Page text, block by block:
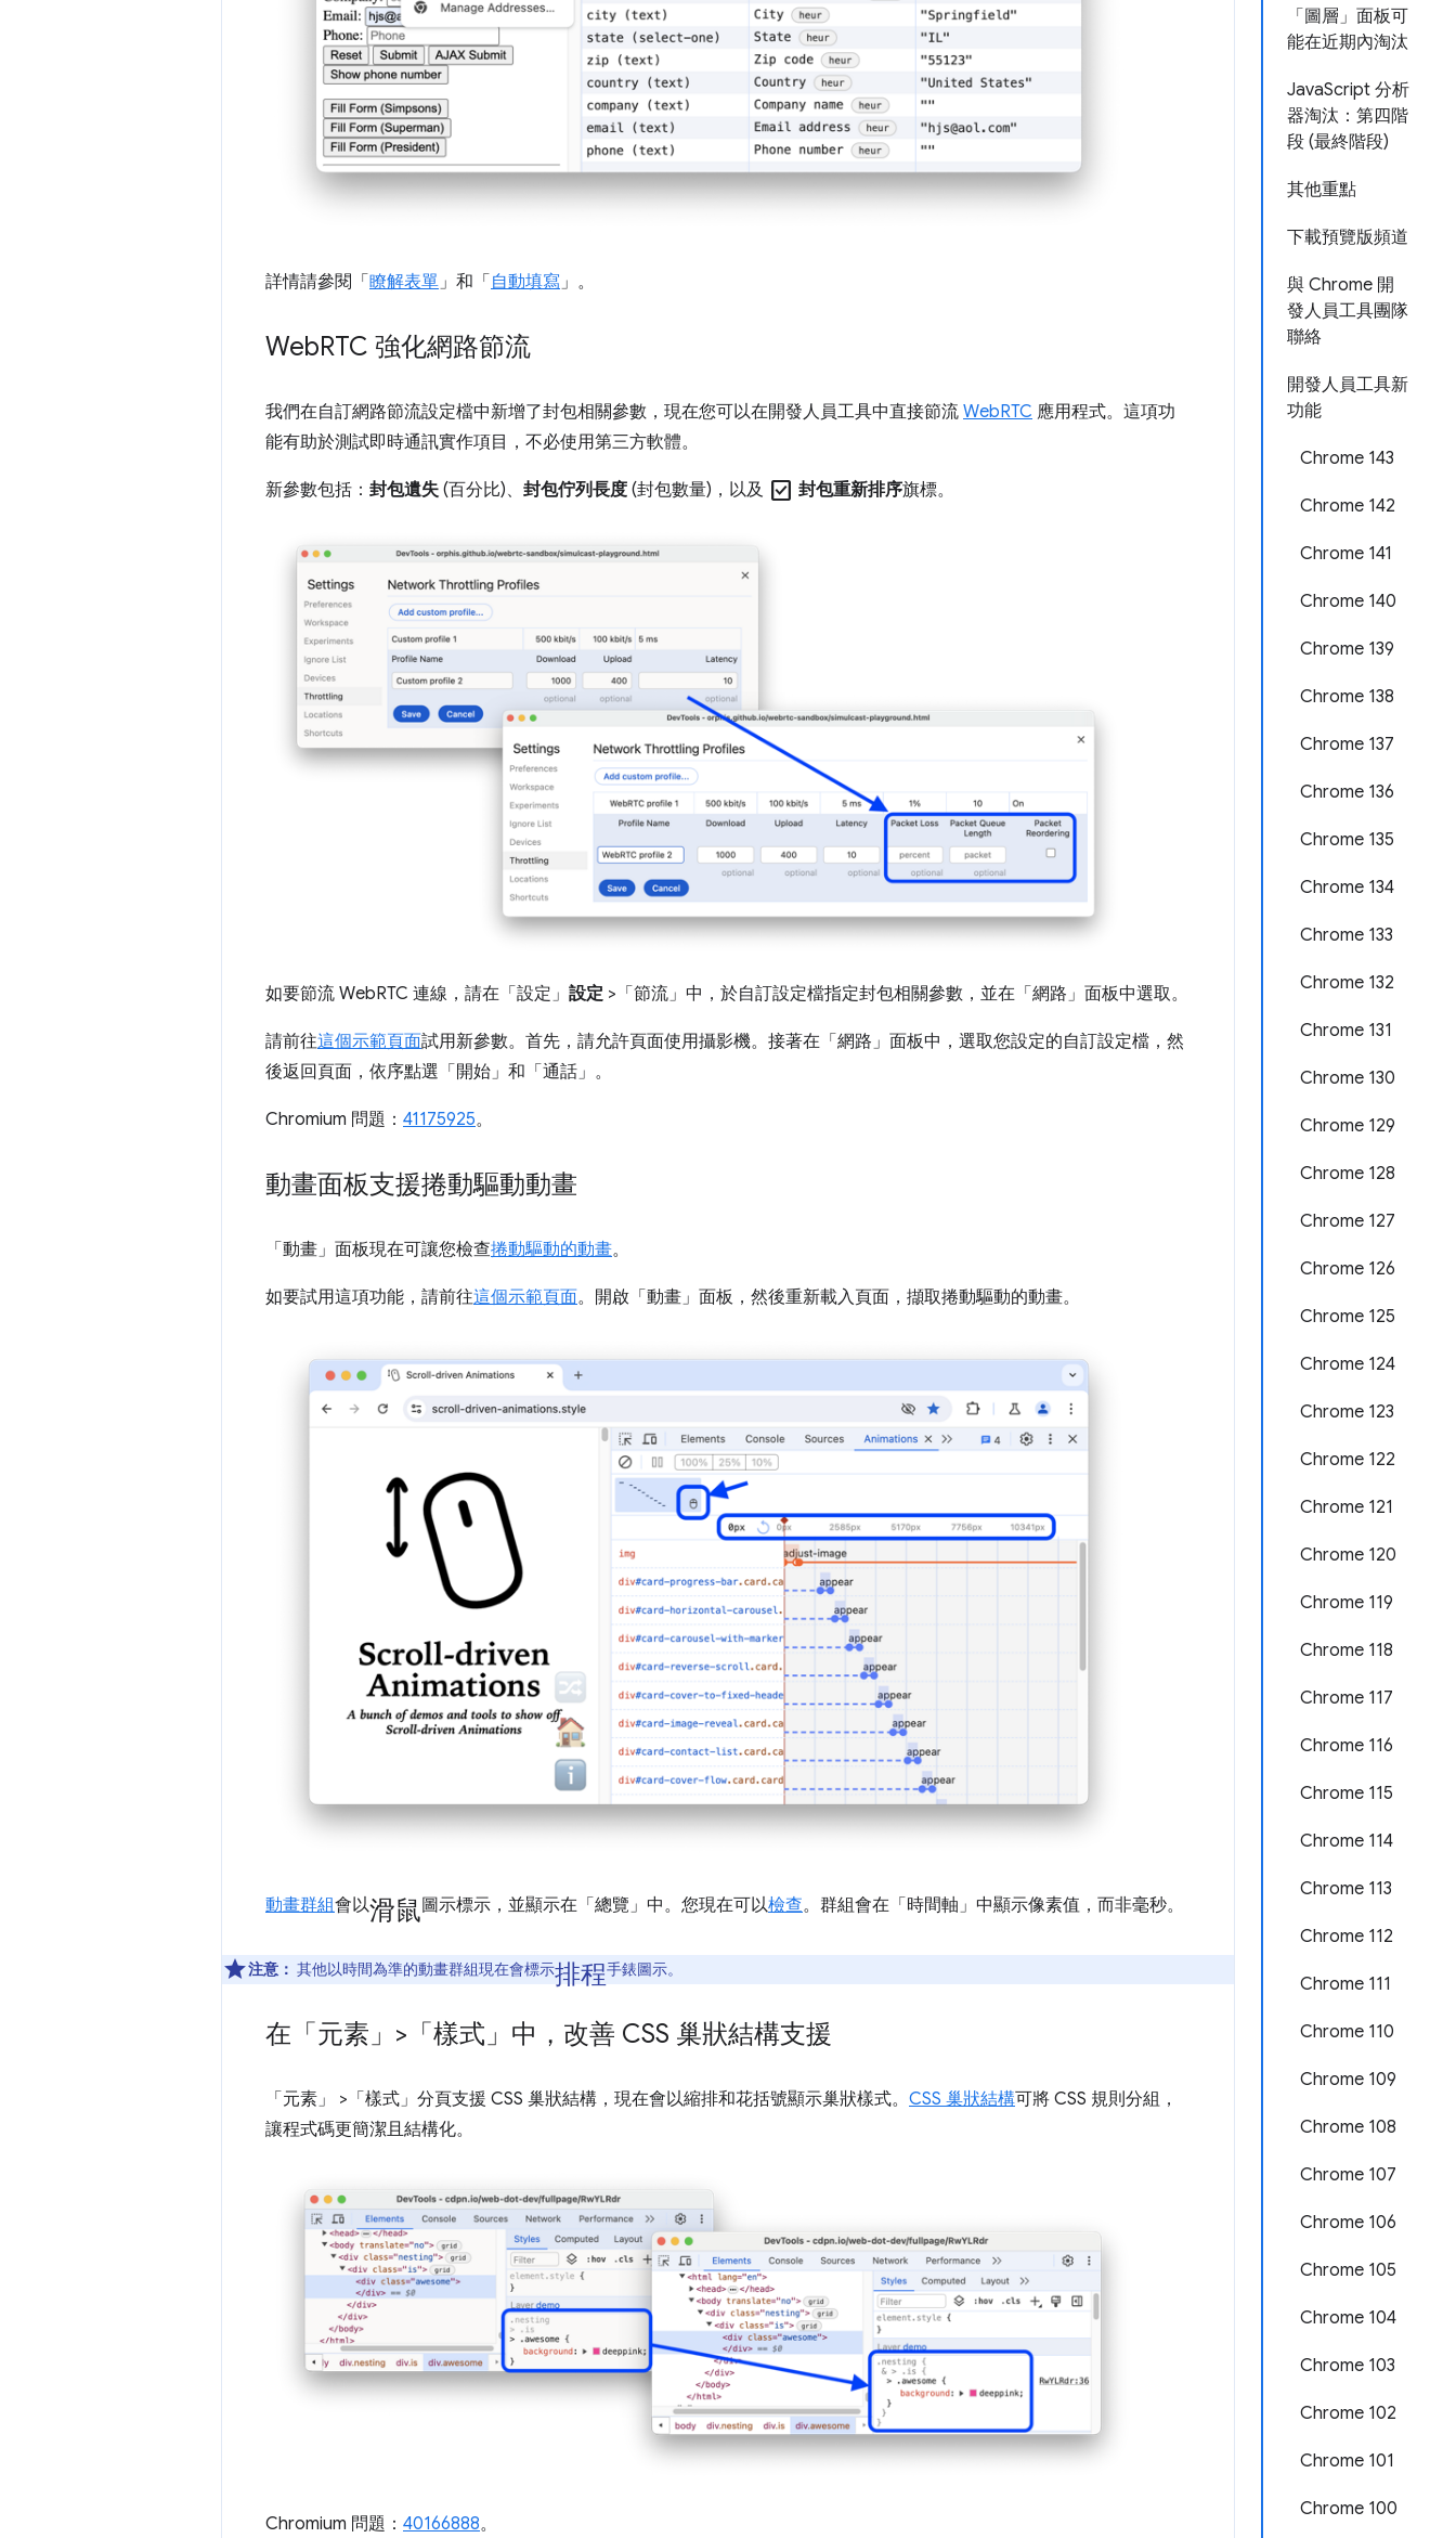
「圖層」面板可
能在近期內淘汰
JavaScript 分析
器淘汰：第四階
段 (最終階段)
其他重點
下載預覽版頻道
與 Chrome 開
發人員工具團隊
聯絡
開發人員工具新
功能
Chrome 143
Chrome 142
Chrome 141
Chrome 140
Chrome 139
Chrome 138
Chrome 137
Chrome 136
Chrome 135
Chrome 134
Chrome 133
Chrome 132
Chrome 131
Chrome 130
Chrome 129
Chrome 128
Chrome 127
Chrome 126
Chrome 125
Chrome 124
Chrome 123
Chrome 122
Chrome 121
Chrome 120
Chrome 119
Chrome 118
Chrome 117
Chrome 116
Chrome 115
Chrome 114
Chrome 113
Chrome 112
Chrome 111
Chrome 110
Chrome 109
Chrome 108
Chrome 107
Chrome 106
Chrome 105
Chrome 104
Chrome 103
Chrome 102
Chrome 101
Chrome 100
詳情請參閱「 瞭解表單」和「 自動填寫」。
WebRTC 強化網路節流
我們在自訂網路節流設定檔中新增了封包相關參數，現在您可以在開發人員工具中直接節流 WebRTC 應用程式。這項功
能有助於測試即時通訊實作項目，不必使用第三方軟體。
新參數包括： 封包遺失 (百分比)、 封包佇列長度 (封包數量)，以及 check_box 封包重新排序旗標。
如要節流 WebRTC 連線，請在「設定」 設定 >「節流」 中，於自訂設定檔指定封包相關參數，並在「網路」 面板中選取。
請前往這個示範頁面試用新參數。首先，請允許頁面使用攝影機。接著在「網路」 面板中，選取您設定的自訂設定檔，然
後返回頁面，依序點選「開始」 和「通話」 。
Chromium 問題： 41175925。
動畫面板支援捲動驅動動畫
「動畫」 面板現在可讓您檢查捲動驅動的動畫。
如要試用這項功能，請前往這個示範頁面。開啟「動畫」 面板，然後重新載入頁面，擷取捲動驅動的動畫。
動畫群組會以滑鼠 圖示標示，並顯示在「總覽」 中。您現在可以檢查。群組會在「時間軸」 中顯示像素值，而非毫秒。
注意： 其他以時間為準的動畫群組現在會標示排程手錶圖示。
在「元素」>「樣式」中，改善 CSS 巢狀結構支援
「元素」 >「樣式」 分頁支援 CSS 巢狀結構，現在會以縮排和花括號顯示巢狀樣式。 CSS 巢狀結構可將 CSS 規則分組，
讓程式碼更簡潔且結構化。
Chromium 問題： 40166888。